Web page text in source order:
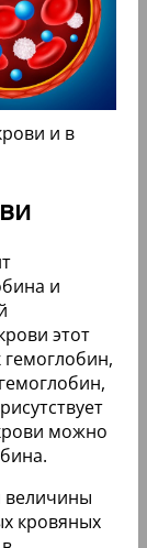
и в
и
этот
гемоглобин,
можно
величины
кровяных